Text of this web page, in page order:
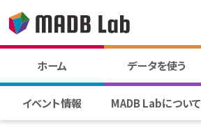
ホーム データを使う
イベント情報 MADB Labについて